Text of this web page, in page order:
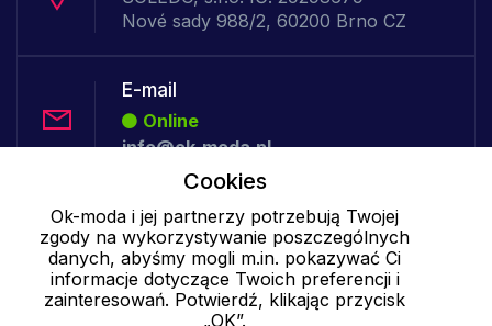
Nové sady 988/2, 60200 Brno CZ
E-mail
Online
info@ok-moda.pl
Telefon:
Offline
Cookies
Ok-moda i jej partnerzy potrzebują Twojej
zgody na wykorzystywanie poszczególnych
danych, abyśmy mogli m.in. pokazywać Ci
informacje dotyczące Twoich preferencji i
zainteresowań. Potwierdź, klikając przycisk
„OK”.